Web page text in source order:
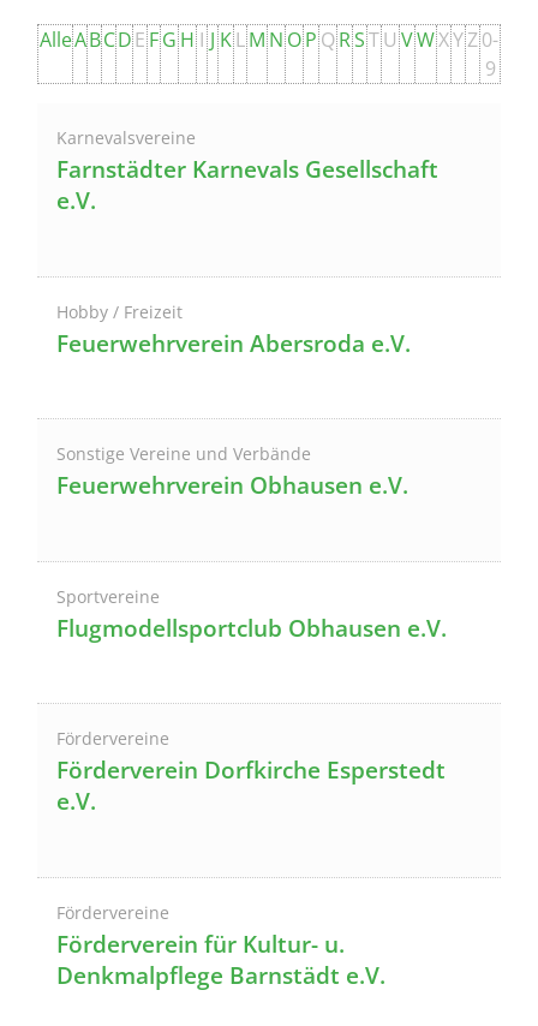
AlleABCDE FG H I J KLM N OP QRSTU VWXYZ0-
9
Karnevalsvereine
Farnstädter Karnevals Gesellschaft
e.V.
Hobby / Freizeit
Feuerwehrverein Abersroda e.V.
Sonstige Vereine und Verbände
Feuerwehrverein Obhausen e.V.
Sportvereine
Flugmodellsportclub Obhausen e.V.
Fördervereine
Förderverein Dorfkirche Esperstedt
e.V.
Fördervereine
Förderverein für Kultur- u.
Denkmalpflege Barnstädt e.V.